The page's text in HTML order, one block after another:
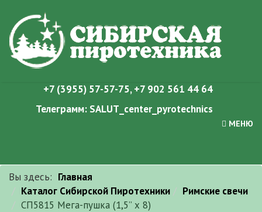
МЕНЮ
+7 (3955) 57-57-75,+7 902 561 44 64
Телеграмм: SALUT_center_pyrotechnics
Вы здесь: Главная
Каталог Сибирской Пиротехники
Римские свечи
СП5815 Мега-пушка (1,5” х 8)